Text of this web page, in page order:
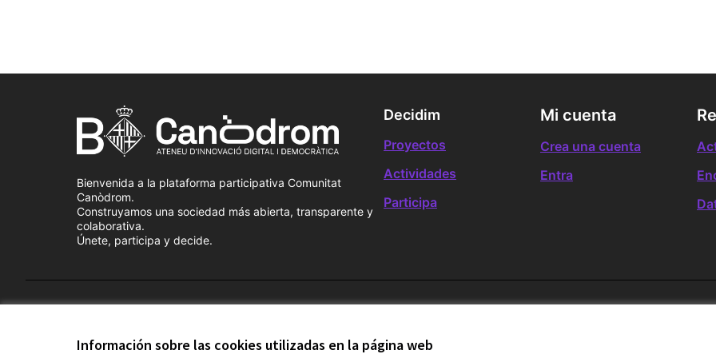
Información sobre las cookies utilizadas en la página web
Bienvenida a la plataforma participativa Comunitat
Canòdrom.
Construyamos una sociedad más abierta, transparente y
colaborativa.
Únete, participa y decide.
Decidim
Proyectos
Actividades
Participa
Mi cuenta
Crea una cuenta
Entra